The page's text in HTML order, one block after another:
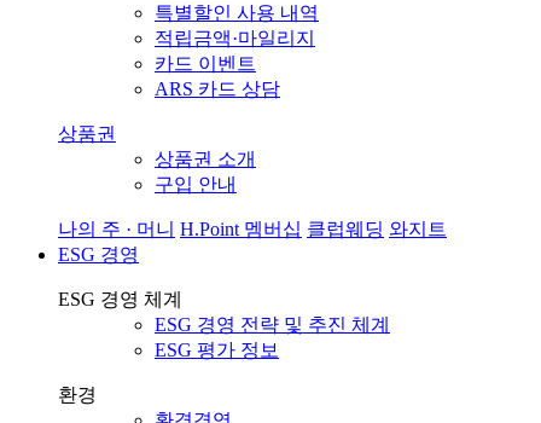
특별할인 사용 내역
적립금액·마일리지
카드 이벤트
ARS 카드 상담
상품권
상품권 소개
구입 안내
나의 주 · 머니 H.Point 멤버십 클럽웨딩 와지트
ESG 경영
ESG 경영 체계
ESG 경영 전략 및 추진 체계
ESG 평가 정보
환경